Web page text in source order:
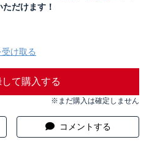
ただけます！
け取る
て購入する
※まだ購入は確定しません
コメントする